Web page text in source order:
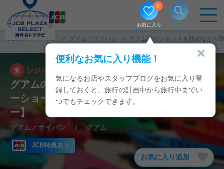
お気に入り
0
便利なお気に入り機能！
気になるお店やスタッフブログをお気に入り登
録しておくと、旅行の計画中から旅行中までい
つでもチェックできます。
検索
JCB海外おトクナビ グアム／サイパン グアムのサンセットを眺めながら
レジャー
グアムのサンセットを眺めながらBBQディナ
ーショー🔥【サンセット ビーチ バーベキュ
ー】
グアム／サイパン / グアム
JCB特典あり
お気に入り追加